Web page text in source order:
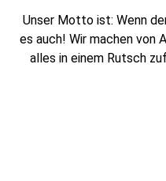
Unser Motto ist: Wenn
es auch! Wir machen von
alles in einem Rutsch